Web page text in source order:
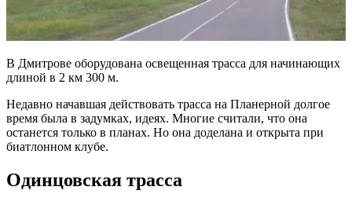
В Дмитрове оборудована освещенная трасса для начинающих
длиной в 2 км 300 м.
Недавно начавшая действовать трасса на Планерной долгое
время была в задумках, идеях. Многие считали, что она
останется только в планах. Но она доделана и открыта при
биатлонном клубе.
Одинцовская трасса